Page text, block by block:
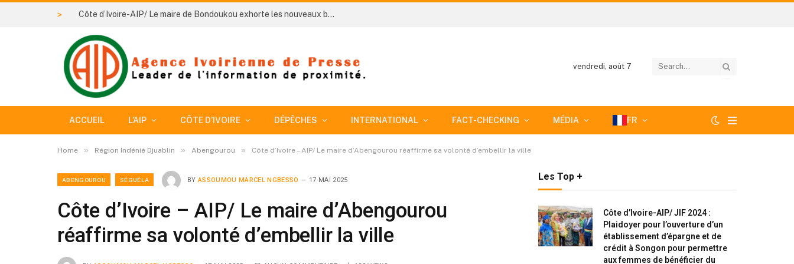
> Côte d’Ivoire-AIP/ Le maire de Bondoukou exhorte les nouveaux bacheliers à devenir des acteurs du développement de la région
vendredi, août 7
ACCUEIL L’AIP CÔTE D’IVOIRE DÉPÊCHES INTERNATIONAL FACT-CHECKING MÉDIA FR
Home » Région Indénié Djuablin » Abengourou » Côte d’Ivoire – AIP/ Le maire d’Abengourou réaffirme sa volonté d’embellir la ville
ABENGOUROU SÉGUÉLA BY ASSOUMOU MARCEL NGBESSO 17 MAI 2025
Côte d’Ivoire – AIP/ Le maire d’Abengourou
réaffirme sa volonté d’embellir la ville
Les Top +
Côte d’Ivoire-AIP/ JIF 2024 :
Plaidoyer pour l’ouverture d’un
établissement d’épargne et de
crédit à Songon pour permettre
aux femmes de bénéficier du